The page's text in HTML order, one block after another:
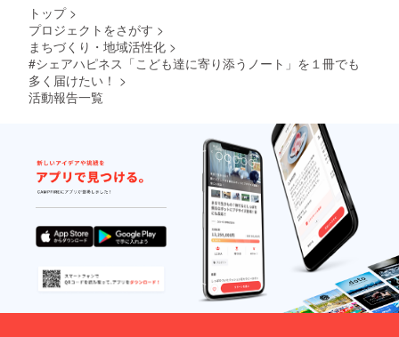
画像と
異なる
ご了承
くださ
い。
注）返
礼品
を用い
て１点
ずつ製
作して
おりま
すので
画像と
異なる
場合が
ござい
ます。
ご了承
くださ
い。
と破損
でご注
意くだ
さい。
ケース
は、岡
山産セ
ルビッ
チデニ
ム（イ
ンディ
ゴ）を
使用し
ていま
す。 ＜
えは、
してい
る６角
形のア
クセサ
リーを
使って
行うこ
ともで
きま
す。 ※
アクセ
サリー
は、必
要以上
きま
サイ
ズ：縦
212mm
×横
154mm
厚さ約
14mm
表
紙：本
牛革
色：ナ
チュラ
ル 中用
紙：無
ち歩く
１）セ
ルビッ
チデニ
ム セル
ビッチ
デニム
とは、
旧式の
特殊な
力織機
で生産
された
ジーン
ズ生地
を使用
してい
場で縫
製して
いま
す。 ポ
ケット
には、
ペンや
定規な
ど必要
最小限
の道具
を収納
して持
ち歩く
トップ >
プロジェクトをさがす >
まちづくり・地域活性化 >
#シェアハピネス「こども達に寄り添うノート」を１冊でも
多く届けたい！ >
活動報告一覧